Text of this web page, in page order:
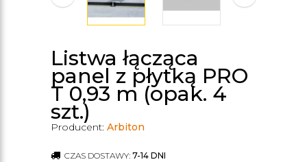
Listwa łącząca
panel z płytką PRO
T 0,93 m (opak. 4
szt.)
Producent: Arbiton
CZAS DOSTAWY: 7-14 DNI